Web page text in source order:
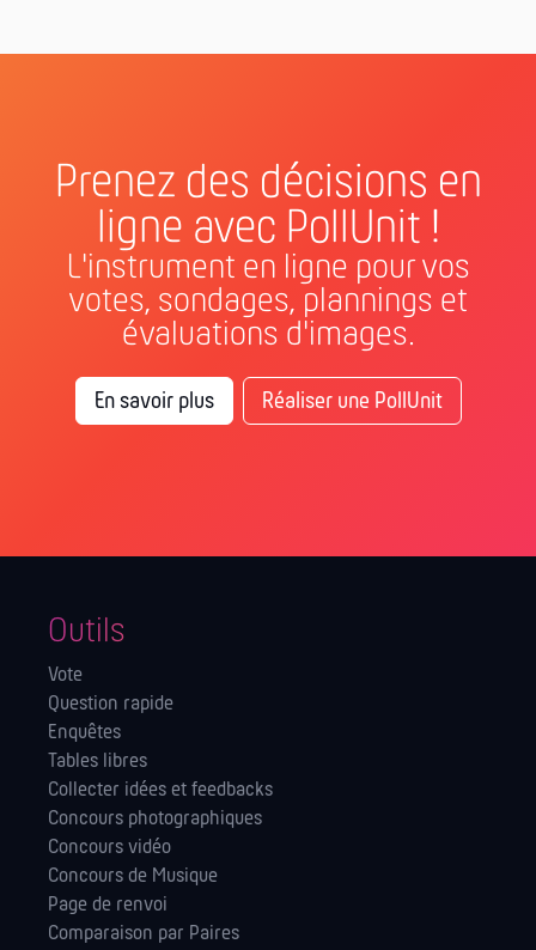
Prenez des décisions en
ligne avec PollUnit !
L'instrument en ligne pour vos
votes, sondages, plannings et
évaluations d'images.
En savoir plus Réaliser une PollUnit
Outils
Vote
Question rapide
Enquêtes
Tables libres
Collecter idées et feedbacks
Concours photographiques
Concours vidéo
Concours de Musique
Page de renvoi
Comparaison par Paires